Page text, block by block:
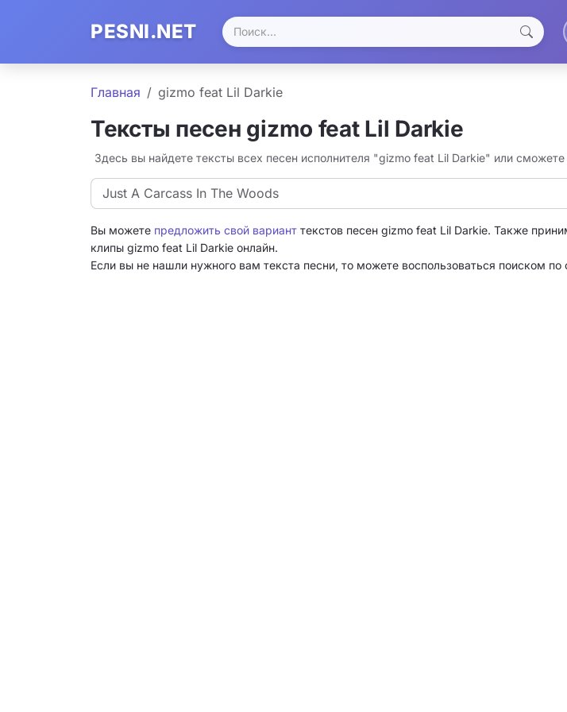
PESNI.NET
Главная gizmo feat Lil Darkie
Тексты песен gizmo feat Lil Darkie
Здесь вы найдете тексты всех песен исполнителя "gizmo feat Lil Darkie" или сможете
Just A Carcass In The Woods
Вы можете предложить свой вариант текстов песен gizmo feat Lil Darkie. Также
клипы gizmo feat Lil Darkie онлайн.
Если вы не нашли нужного вам текста песни, то можете воспользоваться поиском по